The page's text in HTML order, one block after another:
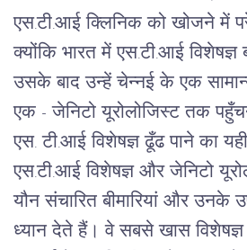
एस.टी.आई क्लिनिक को खोजने में
क्योंकि भारत में एस.टी.आई विशेषज्ञ
उसके बाद उन्हें चेन्नई के एक
एक -जेनिटो यूरोलोजिस्ट तक
एस.टी.आई विशेषज्ञ ढूँढ पाने का यही
एस.टी.आई विशेषज्ञ और जेनिटो
यौन संचारित बीमारियां और उनके
ध्यान देते हैं। वे सबसे खास विशेषज्ञ